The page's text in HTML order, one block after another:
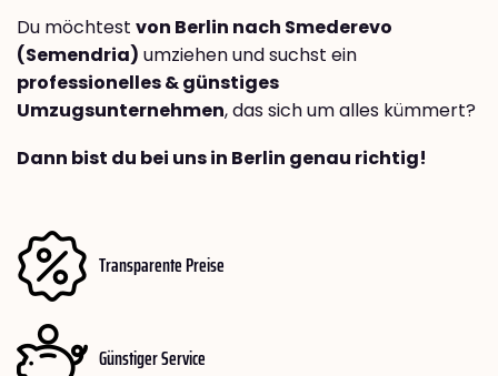
Du möchtest von Berlin nach Smederevo
(Semendria) umziehen und suchst ein
professionelles & günstiges
Umzugsunternehmen, das sich um alles kümmert?
Dann bist du bei uns in Berlin genau richtig!
Transparente Preise
Günstiger Service